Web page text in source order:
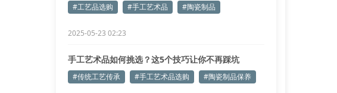
#工艺品选购 #手工艺术品 #陶瓷制品
2025-05-23 02:23
手工艺术品如何挑选？这5个技巧让你不再踩坑
#传统工艺传承 #手工艺术品选购 #陶瓷制品保养